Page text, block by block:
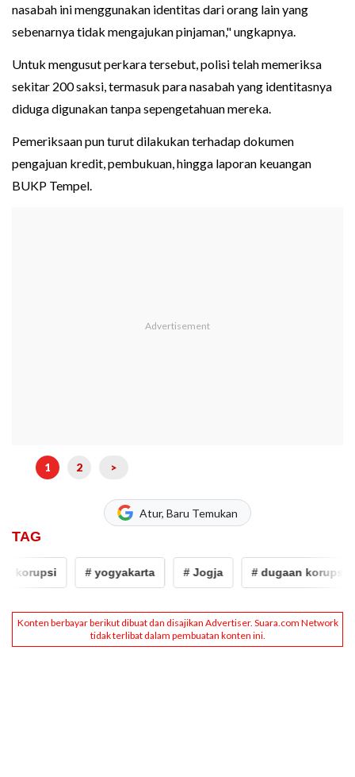
nasabah ini menggunakan identitas dari orang lain yang
sebenarnya tidak mengajukan pinjaman," ungkapnya.
Untuk mengusut perkara tersebut, polisi telah memeriksa
sekitar 200 saksi, termasuk para nasabah yang identitasnya
diduga digunakan tanpa sepengetahuan mereka.
Pemeriksaan pun turut dilakukan terhadap dokumen
pengajuan kredit, pembukuan, hingga laporan keuangan
BUKP Tempel.
1 2 >
Atur, Baru Temukan
TAG
# yogyakarta # Jogja # dugaan korupsi